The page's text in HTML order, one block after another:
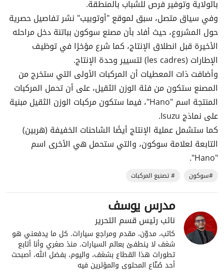
بالولاية وتوفير فرص للشباب بالمنطقة.
وفي سياق متصل، سبق لموقع "أوتوبيب" نشر تفاصيل حصرية
حول المشروع، حيث أفاد بأن مصنع سوكون بباتنة دخل مراحله
الأخيرة قبل انطلاق الإنتاج، كما شرع مؤخرًا في توظيف
الإطارات (les cadres) لتسيير وحدة الإنتاج.
وأضافت ذات المعطيات أن المركبات الأولى التي ستخرج من
المصنع ستكون من فئة الوزن الثقيل، على أن تحمل المركبات
المنتجة اسم "Hano"، فيما ستكون مركبات الوزن الثقيل مبنية
على نماذج Isuzu.
كما ستشمل عملية الإنتاج أيضًا الشاحنات الخفيفة (هربين)
التابعة لعلامة سوكون، والتي ستحمل هي الأخرى اسم
"Hano".
#سوكون # تصنيع المركبات
مدرس يوسف
نائب رئيس قسم التحرير
كاتب، مدوّن، مقدم ومراجع سيارات. كل ما يدفعني هو
شغف لا ينطفئ بعالم السيارات. منذ صغري وأنا أتابع
تطورات هذا القطاع بشغف، واليوم، بفضل الله، أصبحت
أحد صُنّاع المحتوى والمؤثرين فيه